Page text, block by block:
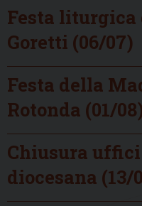
Festa
Goretti (06/07)
Festa della
Rotonda (01/08)
Chiusura
diocesana (13/